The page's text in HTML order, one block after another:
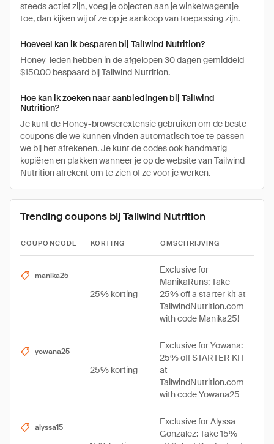
steeds actief zijn, voeg je objecten aan je winkelwagentje
toe, dan kijken wij of ze op je aankoop van toepassing zijn.
Hoeveel kan ik besparen bij Tailwind Nutrition?
Honey-leden hebben in de afgelopen 30 dagen gemiddeld
$150.00 bespaard bij Tailwind Nutrition.
Hoe kan ik zoeken naar aanbiedingen bij Tailwind
Nutrition?
Je kunt de Honey-browserextensie gebruiken om de beste
coupons die we kunnen vinden automatisch toe te passen
we bij het afrekenen. Je kunt de codes ook handmatig
kopiëren en plakken wanneer je op de website van Tailwind
Nutrition afrekent om te zien of ze voor je werken.
Trending coupons bij Tailwind Nutrition
COUPONCODE KORTING OMSCHRIJVING
manika25
25% korting
Exclusive for
ManikaRuns: Take
25% off a starter kit at
TailwindNutrition.com
with code Manika25!
yowana25
25% korting
Exclusive for Yowana:
25% off STARTER KIT
at
TailwindNutrition.com
with code Yowana25
alyssa15
Exclusive for Alyssa
Gonzalez: Take 15%